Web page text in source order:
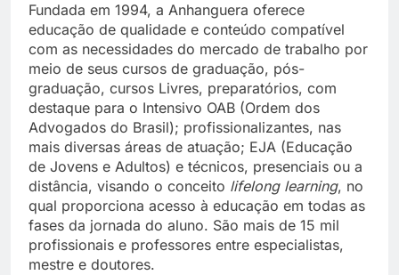
Fundada em 1994, a Anhanguera oferece
educação de qualidade e conteúdo compatível
com as necessidades do mercado de trabalho por
meio de seus cursos de graduação, pós-
graduação, cursos Livres, preparatórios, com
destaque para o Intensivo OAB (Ordem dos
Advogados do Brasil); profissionalizantes, nas
mais diversas áreas de atuação; EJA (Educação
de Jovens e Adultos) e técnicos, presenciais ou a
distância, visando o conceito lifelong learning, no
qual proporciona acesso à educação em todas as
fases da jornada do aluno. São mais de 15 mil
profissionais e professores entre especialistas,
mestre e doutores.